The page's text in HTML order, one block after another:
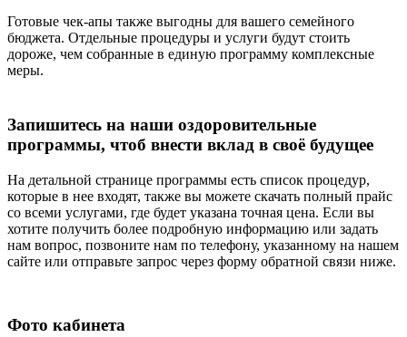
Готовые чек-апы также выгодны для вашего семейного
бюджета. Отдельные процедуры и услуги будут стоить
дороже, чем собранные в единую программу комплексные
меры.
Запишитесь на наши оздоровительные
программы, чтоб внести вклад в своё будущее
На детальной странице программы есть список процедур,
которые в нее входят, также вы можете скачать полный прайс
со всеми услугами, где будет указана точная цена. Если вы
хотите получить более подробную информацию или задать
нам вопрос, позвоните нам по телефону, указанному на нашем
сайте или отправьте запрос через форму обратной связи ниже.
Фото кабинета